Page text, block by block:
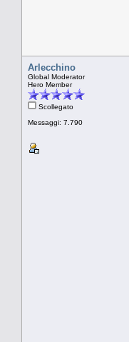
Arlecchino
Global Moderator
Hero Member
Scollegato
Messaggi: 7.790